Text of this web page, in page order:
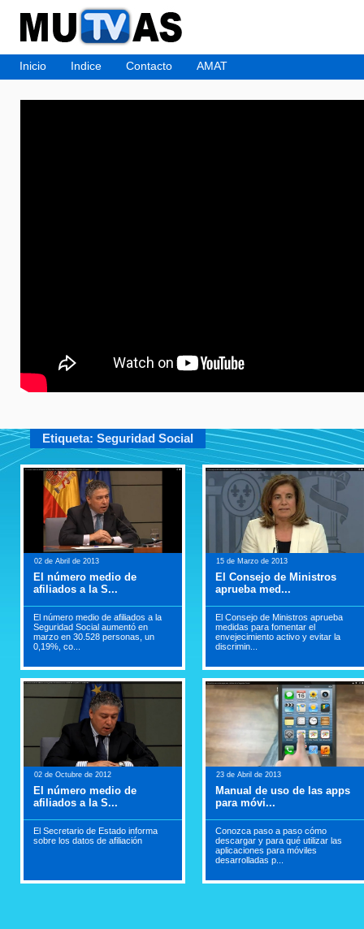
Inicio Indice Contacto AMAT
Etiqueta: Seguridad Social
02 de Abril de 2013
El número medio de
afiliados a la S...
El número medio de afiliados a la
Seguridad Social aumentó en
marzo en 30.528 personas, un
0,19%, co...
15 de Marzo de 2013
El Consejo de Ministros
aprueba med...
El Consejo de Ministros aprueba
medidas para fomentar el
envejecimiento activo y evitar la
discrimin...
02 de Octubre de 2012
El número medio de
afiliados a la S...
El Secretario de Estado informa
sobre los datos de afiliación
23 de Abril de 2013
Manual de uso de las apps
para móvi...
Conozca paso a paso cómo
descargar y para qué utilizar las
aplicaciones para móviles
desarrolladas p...